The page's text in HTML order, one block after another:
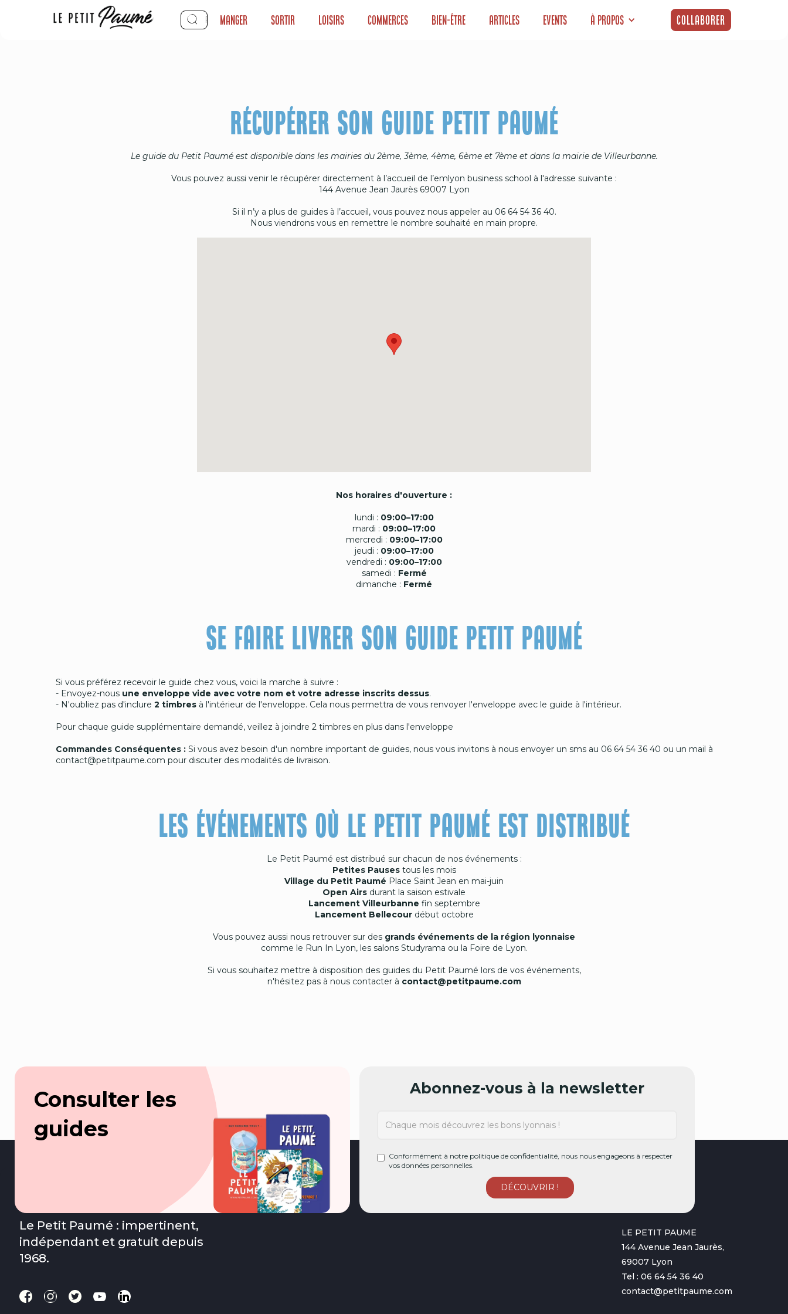
Manger Sortir Loisirs Commerces Bien-être Articles Events À propos Collaborer
RÉCUPÉRER SON GUIDE PETIT PAUMÉ
Le guide du Petit Paumé est disponible dans les mairies du 2ème, 3ème, 4ème, 6ème et 7ème et dans la mairie de Villeurbanne.
Vous pouvez aussi venir le récupérer directement à l’accueil de l’emlyon business school à l'adresse suivante :
144 Avenue Jean Jaurès 69007 Lyon
Si il n’y a plus de guides à l’accueil, vous pouvez nous appeler au 06 64 54 36 40.
Nous viendrons vous en remettre le nombre souhaité en main propre.
Nos horaires d'ouverture :
lundi : 09:00–17:00
mardi : 09:00–17:00
mercredi : 09:00–17:00
jeudi : 09:00–17:00
vendredi : 09:00–17:00
samedi : Fermé
dimanche : Fermé
SE FAIRE LIVRER SON GUIDE PETIT PAUMÉ
Si vous préférez recevoir le guide chez vous, voici la marche à suivre :
- Envoyez-nous une enveloppe vide avec votre nom et votre adresse inscrits dessus.
- N'oubliez pas d'inclure 2 timbres à l'intérieur de l'enveloppe. Cela nous permettra de vous renvoyer l'enveloppe avec le guide à l'intérieur.
Pour chaque guide supplémentaire demandé, veillez à joindre 2 timbres en plus dans l'enveloppe
Commandes Conséquentes : Si vous avez besoin d'un nombre important de guides, nous vous invitons à nous envoyer un sms au 06 64 54 36 40 ou un mail à
contact@petitpaume.com pour discuter des modalités de livraison.
LES ÉVÉNEMENTS OÙ LE PETIT PAUMÉ EST DISTRIBUÉ
Le Petit Paumé est distribué sur chacun de nos événements :
Petites Pausestous les mois
Village du Petit Paumé Place Saint Jean en mai-juin
Open Airs durant la saison estivale
Lancement Villeurbanne fin septembre
Lancement Bellecourdébut octobre
Vous pouvez aussi nous retrouver sur des grands événements de la région lyonnaise
comme le Run In Lyon, les salons Studyrama ou la Foire de Lyon.
Si vous souhaitez mettre à disposition des guides du Petit Paumé lors de vos événements,
n'hésitez pas à nous contacter à contact@petitpaume.com
Consulter les
guides
Abonnez-vous à la newsletter
Conformément à notre politique de confidentialité, nous nous engageons à respecter
vos données personnelles.
Le Petit Paumé : impertinent,
indépendant et gratuit depuis
1968.
LE PETIT PAUME
144 Avenue Jean Jaurès,
69007 Lyon
Tel : 06 64 54 36 40
contact@petitpaume.com